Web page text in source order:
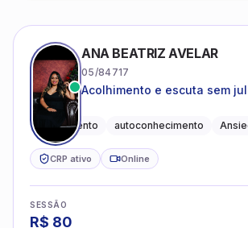
ANA BEATRIZ AVELAR
05/84717
Acolhimento e escuta sem
Acolhimento autoconhecimento
CRP ativo Online
SESSÃO
R$ 80